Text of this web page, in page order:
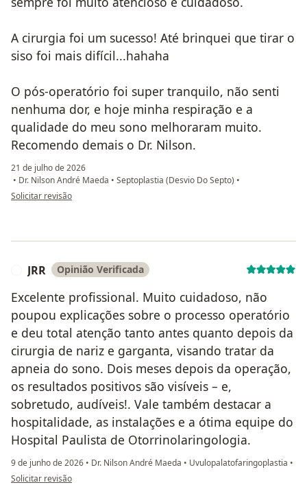
A cirurgia foi um sucesso! Até brinquei que tirar o
siso foi mais difícil...hahaha
O pós-operatório foi super tranquilo, não senti
nenhuma dor, e hoje minha respiração e a
qualidade do meu sono melhoraram muito.
Recomendo demais o Dr. Nilson.
21 de julho de 2026
• Dr. Nilson André Maeda • Septoplastia (Desvio Do Septo) •
na opinião do utilizador Thiago Nascimento
Solicitar revisão
JRR Opinião Verificada
Excelente profissional. Muito cuidadoso, não
poupou explicações sobre o processo operatório
e deu total atenção tanto antes quanto depois da
cirurgia de nariz e garganta, visando tratar da
apneia do sono. Dois meses depois da operação,
os resultados positivos são visíveis – e,
sobretudo, audíveis!. Vale também destacar a
hospitalidade, as instalações e a ótima equipe do
Hospital Paulista de Otorrinolaringologia.
9 de junho de 2026 • Dr. Nilson André Maeda • Uvulopalatofaringoplastia •
na opinião do utilizador JRR
Solicitar revisão